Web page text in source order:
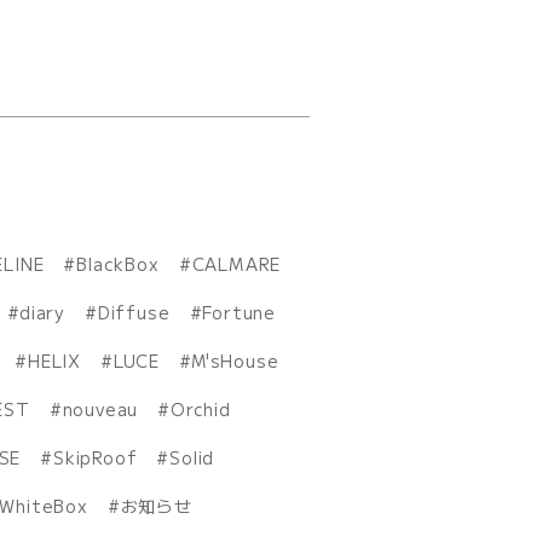
BlackBox
CALMARE
diary
Diffuse
Fortune
HELIX
LUCE
M'sHouse
nouveau
Orchid
SkipRoof
Solid
WhiteBox
お知らせ